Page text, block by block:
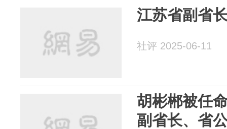
江苏省副省
社评 2025-06-11
胡彬郴被任
副省长、省